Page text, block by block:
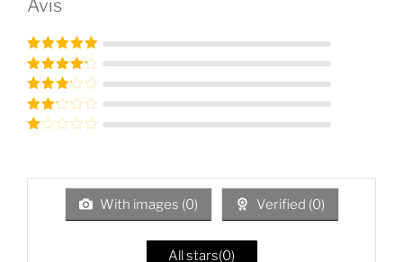
Avis
Note5sur
5
Note4
Note3
sur 5
Note
1
With images (0) Verified (0)
All stars(0)